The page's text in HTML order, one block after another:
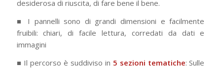
desiderosa di riuscita, di fare bene il bene.
■ I pannelli sono di grandi dimensioni e facilmente
fruibili: chiari, di facile lettura, corredati da dati e
immagini
■ Il percorso è suddiviso in 5 sezioni tematiche: Sulle